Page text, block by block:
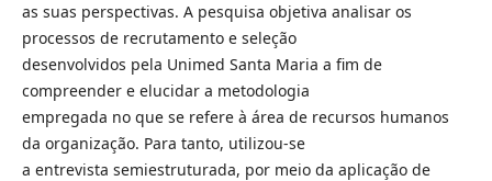
as suas perspectivas. A pesquisa objetiva analisar os
processos de recrutamento e seleção
desenvolvidos pela Unimed Santa Maria a fim de
compreender e elucidar a metodologia
empregada no que se refere à área de recursos humanos
da organização. Para tanto, utilizou-se
a entrevista semiestruturada, por meio da aplicação de